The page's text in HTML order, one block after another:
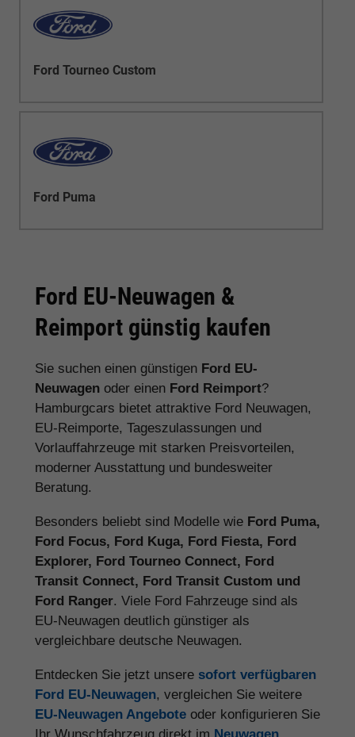
Ford Tourneo Custom
Ford Puma
Ford EU-Neuwagen &
Reimport günstig kaufen
Sie suchen einen günstigen Ford EU-
Neuwagen oder einen Ford Reimport?
Hamburgcars bietet attraktive Ford Neuwagen,
EU-Reimporte, Tageszulassungen und
Vorlauffahrzeuge mit starken Preisvorteilen,
moderner Ausstattung und bundesweiter
Beratung.
Besonders beliebt sind Modelle wie Ford Puma,
Ford Focus, Ford Kuga, Ford Fiesta, Ford
Explorer, Ford Tourneo Connect, Ford
Transit Connect, Ford Transit Custom und
Ford Ranger. Viele Ford Fahrzeuge sind als
EU-Neuwagen deutlich günstiger als
vergleichbare deutsche Neuwagen.
Entdecken Sie jetzt unsere sofort verfügbaren
Ford EU-Neuwagen, vergleichen Sie weitere
EU-Neuwagen Angebote oder konfigurieren Sie